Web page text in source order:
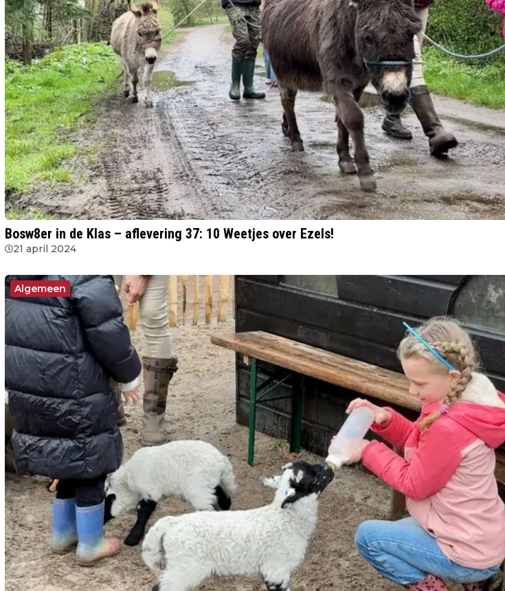
Bosw8er in de Klas – aflevering 37: 10 Weetjes over Ezels!
21 april 2024
Algemeen